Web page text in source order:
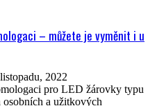
– můžete je vyměnit i u
2022
pro LED žárovky typu
a užitkových